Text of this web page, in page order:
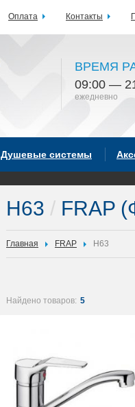
ВРЕМЯ
09:00 —
ежедневно
Душевые системы
H63 / FRAP
Главная FRAP H63
Найдено товаров: 5
Оплата Контакты